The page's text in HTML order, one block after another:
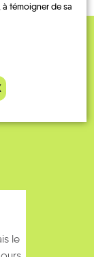
le
témoigner de sa